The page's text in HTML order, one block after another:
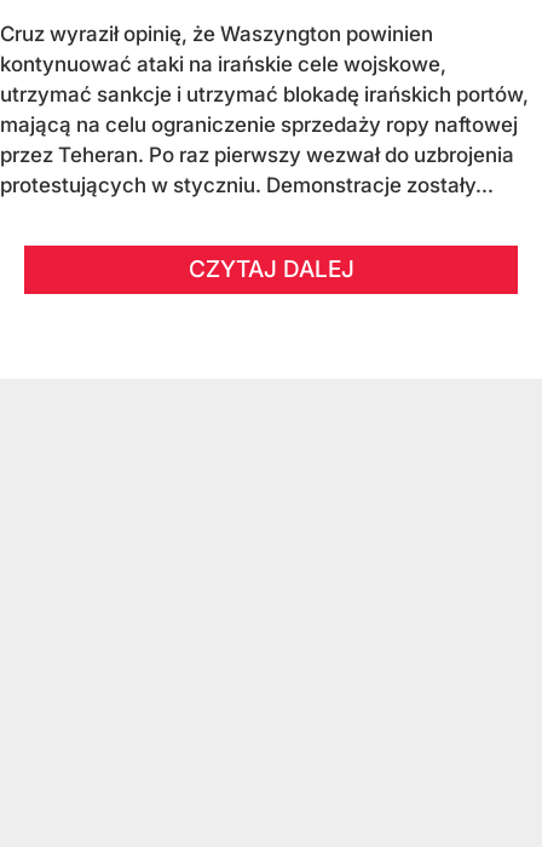
Cruz wyraził opinię, że Waszyngton powinien
kontynuować ataki na irańskie cele wojskowe,
utrzymać sankcje i utrzymać blokadę irańskich portów,
mającą na celu ograniczenie sprzedaży ropy naftowej
przez Teheran. Po raz pierwszy wezwał do uzbrojenia
protestujących w styczniu. Demonstracje zostały...
CZYTAJ DALEJ